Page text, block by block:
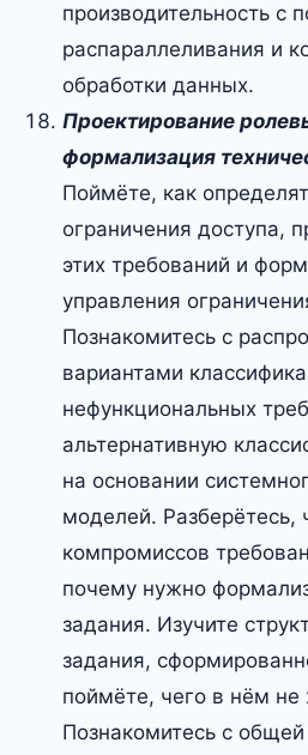
производительность с
распараллеливания и
обработки данных.
Проектирование
формализация
Поймёте, как
ограничения доступа,
этих требований и
управления
Познакомитесь с
вариантами
нефункциональных
альтернативную
на основании
моделей. Разберётесь,
компромиссов
почему нужно
задания. Изучите
задания,
поймёте, чего в нём не
Познакомитесь с